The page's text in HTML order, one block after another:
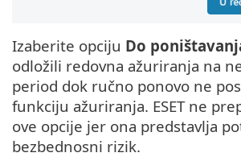
Izaberite opciju Do
odložili redovna ažuriranja na
period dok ručno ponovo ne
funkciju ažuriranja. ESET ne
ove opcije jer ona predstavlja
bezbednosni rizik.